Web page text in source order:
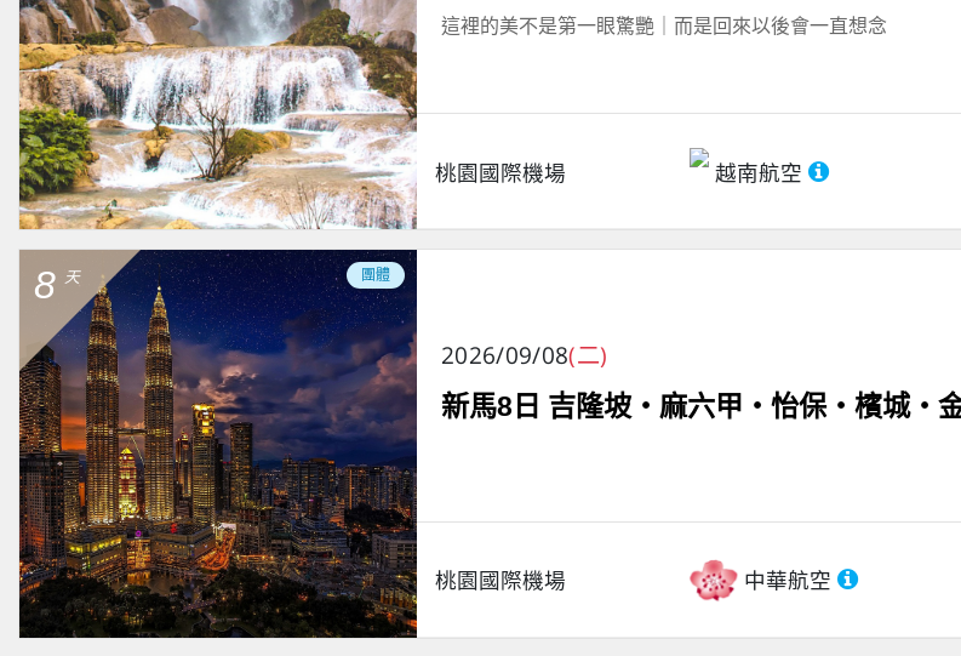
這裡的美不是第一眼驚艷｜而是回來以後會一直想念
桃園國際機場 越南航空
8 天 團體
2026/09/08(二)
新馬8日 吉隆坡‧麻六甲‧怡保‧檳城‧金
桃園國際機場 中華航空